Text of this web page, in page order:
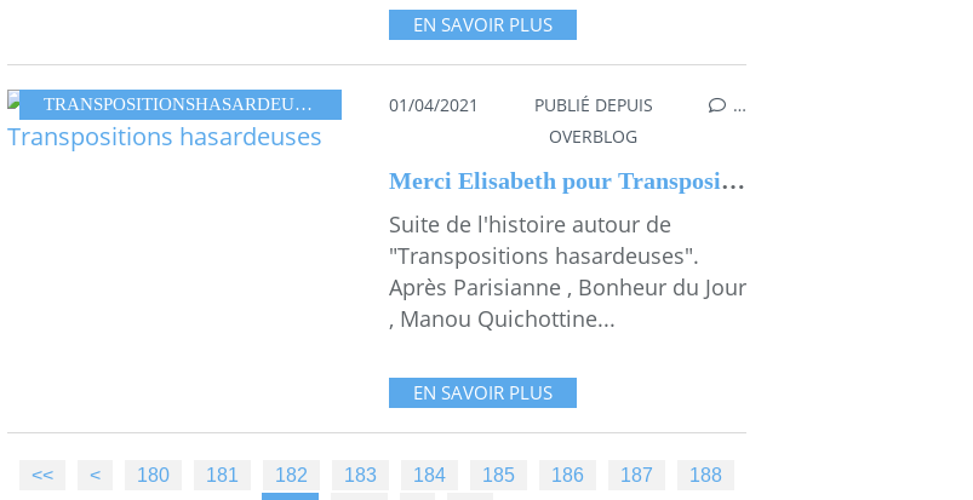
EN SAVOIR PLUS
TRANSPOSITIONSHASARDEUSES 01/04/2021
PUBLIÉ DEPUIS
OVERBLOG
…
Merci Elisabeth pour Transpositions hasardeuses
Suite de l'histoire autour de
"Transpositions hasardeuses".
Après Parisianne , Bonheur du Jour
, Manou Quichottine...
EN SAVOIR PLUS
<< < 100
110
120
130
140
150
160
170
180 181 182 183 184 185 186 187
188